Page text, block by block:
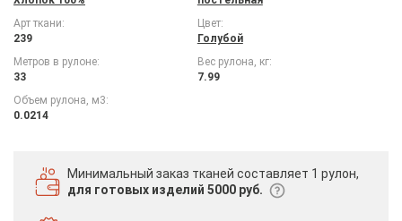
Арт ткани:
239
Цвет:
Голубой
Метров в рулоне:
33
Вес рулона, кг:
7.99
Объем рулона, м3:
0.0214
Минимальный заказ тканей составляет 1 рулон,
для готовых изделий 5000 руб.